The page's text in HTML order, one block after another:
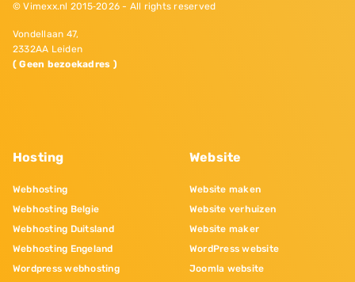
© Vimexx.nl 2015‐2026 - All rights reserved
Vondellaan 47,
2332AA Leiden
( Geen bezoekadres )
Hosting
Webhosting
Webhosting Belgie
Webhosting Duitsland
Webhosting Engeland
Wordpress webhosting
Website
Website maken
Website verhuizen
Website maker
WordPress website
Joomla website